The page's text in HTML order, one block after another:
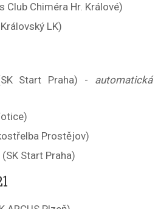
Club Chiméra Hr. Králové)
LK)
Start Praha) - automatická
Prostějov)
(SK Start Praha)